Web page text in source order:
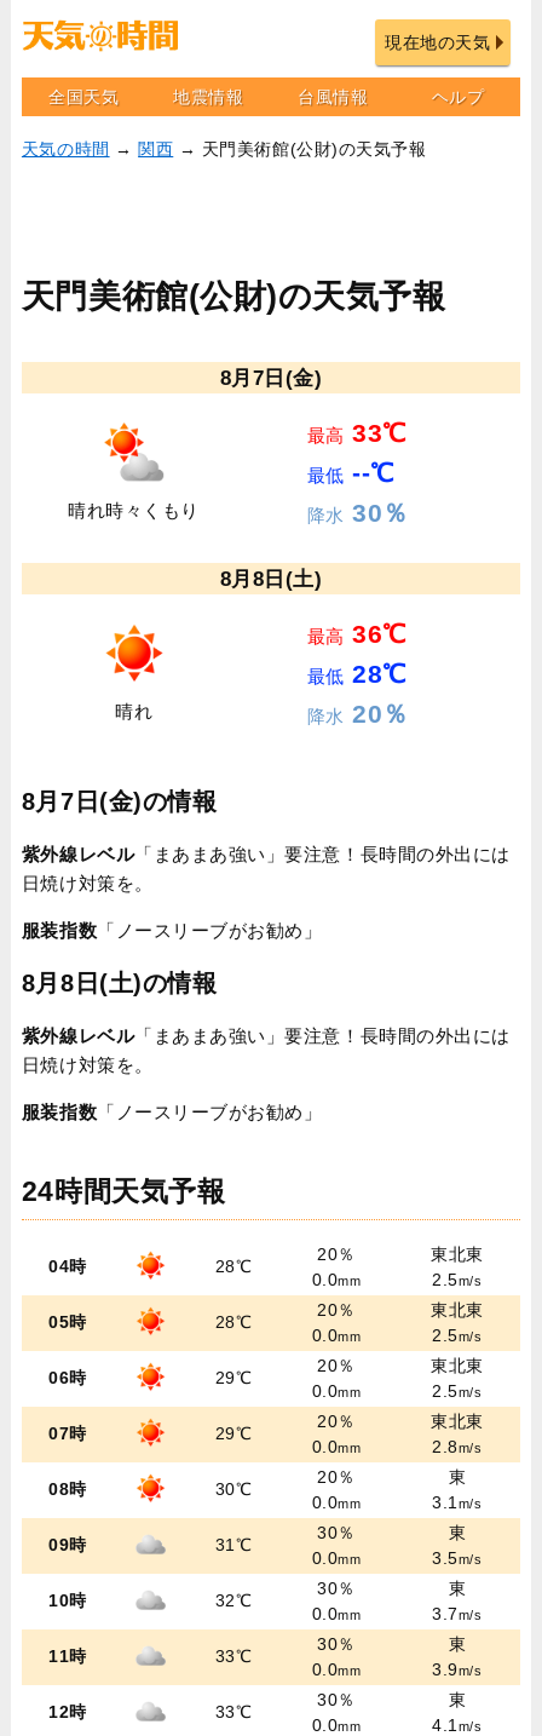
現在地の天気
全国天気 地震情報 台風情報 ヘルプ
天気の時間 → 関西 → 天門美術館(公財)の天気予報
天門美術館(公財)の天気予報
8月7日(金)
晴れ時々くもり
最高 33℃
最低 --℃
降水 30％
8月8日(土)
晴れ
最高 36℃
最低 28℃
降水 20％
8月7日(金)の情報
紫外線レベル「まあまあ強い」要注意！長時間の外出には
日焼け対策を。
服装指数 「ノースリーブがお勧め」
8月8日(土)の情報
紫外線レベル「まあまあ強い」要注意！長時間の外出には
日焼け対策を。
服装指数 「ノースリーブがお勧め」
24時間天気予報
04時 28℃
20％
0.0mm
東北東
2.5m/s
05時 28℃
20％
0.0mm
東北東
2.5m/s
06時 29℃
20％
0.0mm
東北東
2.5m/s
07時 29℃
20％
0.0mm
東北東
2.8m/s
08時 30℃
20％
0.0mm
東
3.1m/s
09時 31℃
30％
0.0mm
東
3.5m/s
10時 32℃
30％
0.0mm
東
3.7m/s
11時 33℃
30％
0.0mm
東
3.9m/s
12時 33℃
30％
0.0mm
東
4.1m/s